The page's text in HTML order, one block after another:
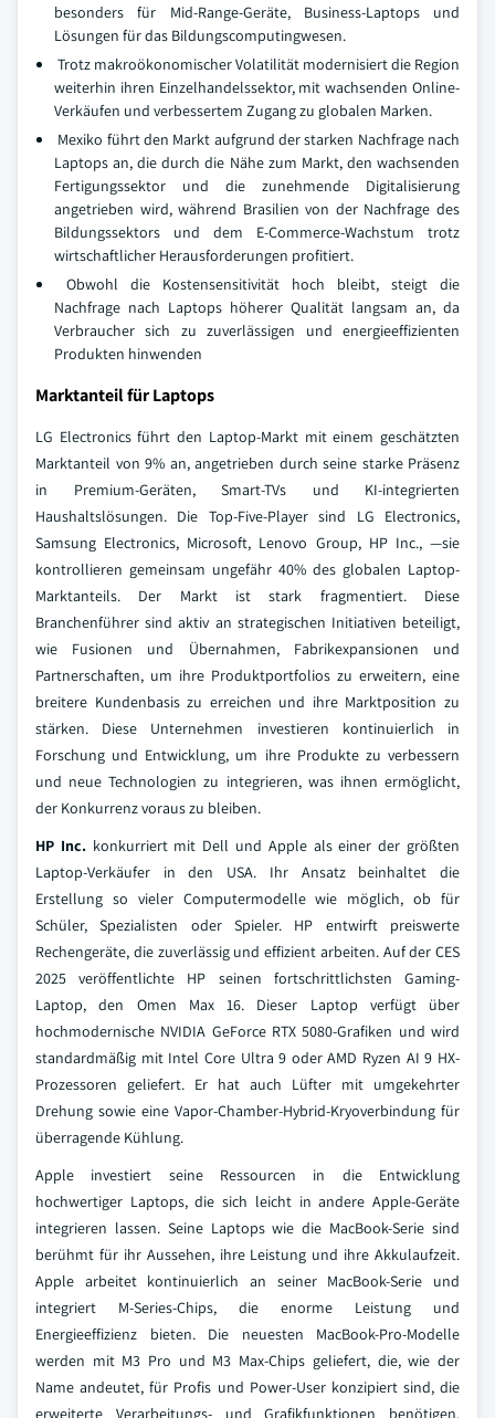
besonders für Mid-Range-Geräte, Business-Laptops und
Lösungen für das Bildungscomputingwesen.
Trotz makroökonomischer Volatilität modernisiert die Region
weiterhin ihren Einzelhandelssektor, mit wachsenden Online-
Verkäufen und verbessertem Zugang zu globalen Marken.
Mexiko führt den Markt aufgrund der starken Nachfrage nach
Laptops an, die durch die Nähe zum Markt, den wachsenden
Fertigungssektor und die zunehmende Digitalisierung
angetrieben wird, während Brasilien von der Nachfrage des
Bildungssektors und dem E-Commerce-Wachstum trotz
wirtschaftlicher Herausforderungen profitiert.
Obwohl die Kostensensitivität hoch bleibt, steigt die
Nachfrage nach Laptops höherer Qualität langsam an, da
Verbraucher sich zu zuverlässigen und energieeffizienten
Produkten hinwenden
Marktanteil für Laptops
LG Electronics führt den Laptop-Markt mit einem geschätzten
Marktanteil von 9% an, angetrieben durch seine starke Präsenz
in Premium-Geräten, Smart-TVs und KI-integrierten
Haushaltslösungen. Die Top-Five-Player sind LG Electronics,
Samsung Electronics, Microsoft, Lenovo Group, HP Inc., —sie
kontrollieren gemeinsam ungefähr 40% des globalen Laptop-
Marktanteils. Der Markt ist stark fragmentiert. Diese
Branchenführer sind aktiv an strategischen Initiativen beteiligt,
wie Fusionen und Übernahmen, Fabrikexpansionen und
Partnerschaften, um ihre Produktportfolios zu erweitern, eine
breitere Kundenbasis zu erreichen und ihre Marktposition zu
stärken. Diese Unternehmen investieren kontinuierlich in
Forschung und Entwicklung, um ihre Produkte zu verbessern
und neue Technologien zu integrieren, was ihnen ermöglicht,
der Konkurrenz voraus zu bleiben.
HP Inc.konkurriert mit Dell und Apple als einer der größten
Laptop-Verkäufer in den USA. Ihr Ansatz beinhaltet die
Erstellung so vieler Computermodelle wie möglich, ob für
Schüler, Spezialisten oder Spieler. HP entwirft preiswerte
Rechengeräte, die zuverlässig und effizient arbeiten. Auf der CES
2025 veröffentlichte HP seinen fortschrittlichsten Gaming-
Laptop, den Omen Max 16. Dieser Laptop verfügt über
hochmodernische NVIDIA GeForce RTX 5080-Grafiken und wird
standardmäßig mit Intel Core Ultra 9 oder AMD Ryzen AI 9 HX-
Prozessoren geliefert. Er hat auch Lüfter mit umgekehrter
Drehung sowie eine Vapor-Chamber-Hybrid-Kryoverbindung für
überragende Kühlung.
Apple investiert seine Ressourcen in die Entwicklung
hochwertiger Laptops, die sich leicht in andere Apple-Geräte
integrieren lassen. Seine Laptops wie die MacBook-Serie sind
berühmt für ihr Aussehen, ihre Leistung und ihre Akkulaufzeit.
Apple arbeitet kontinuierlich an seiner MacBook-Serie und
integriert M-Series-Chips, die enorme Leistung und
Energieeffizienz bieten. Die neuesten MacBook-Pro-Modelle
werden mit M3 Pro und M3 Max-Chips geliefert, die, wie der
Name andeutet, für Profis und Power-User konzipiert sind, die
erweiterte Verarbeitungs- und Grafikfunktionen benötigen.